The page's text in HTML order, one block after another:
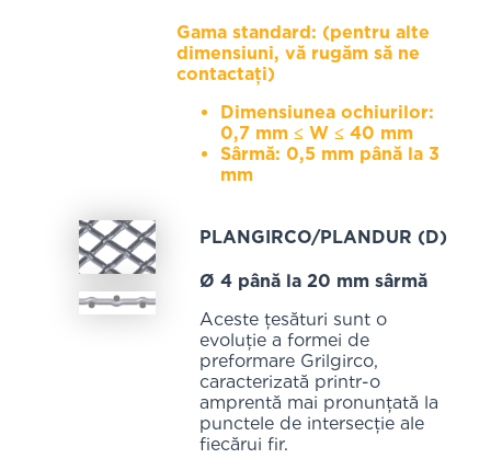
Gama standard: (pentru alte
dimensiuni, vă rugăm să ne
contactați)
Dimensiunea ochiurilor:
0,7 mm ≤ W ≤ 40 mm
Sârmă: 0,5 mm până la 3
mm
PLANGIRCO/PLANDUR (D)
Ø 4 până la 20 mm sârmă
Aceste țesături sunt o
evoluție a formei de
preformare Grilgirco,
caracterizată printr-o
amprentă mai pronunțată la
punctele de intersecție ale
fiecărui fir.